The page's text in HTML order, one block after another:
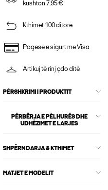
kushton 7.95 €
Kthimet 100 ditore
Pagesë e sigurt me Visa
Artikuj të rinj çdo ditë
PËRSHKRIMI I PRODUKTIT
PËRBËRJA E PËLHURËS DHE
UDHËZIMET E LARJES
SHPËRNDARJA & KTHIMET
MATJET E MODELIT